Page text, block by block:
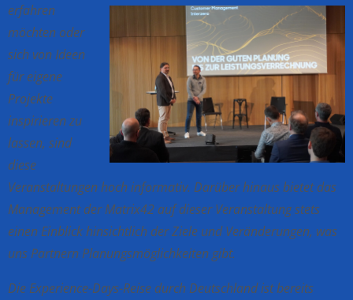
erfahren
möchten oder
sich von Ideen
für eigene
Projekte
inspirieren zu
lassen, sind
diese
Veranstaltungen hoch informativ. Darüberhinausbietet das
Management der Matrix42 auf dieser Veranstaltung stets
einen Einblick hinsichtlich der Ziele und Veränderungen, was
uns Partnern Planungsmöglichkeiten gibt.
Die Experience-Days-Reise durch Deutschland ist bereits